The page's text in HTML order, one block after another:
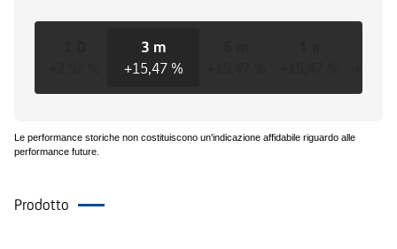
3 m
+15,47 %
Le performance storiche non costituiscono un'indicazione affidabile riguardo alle
performance future.
Prodotto